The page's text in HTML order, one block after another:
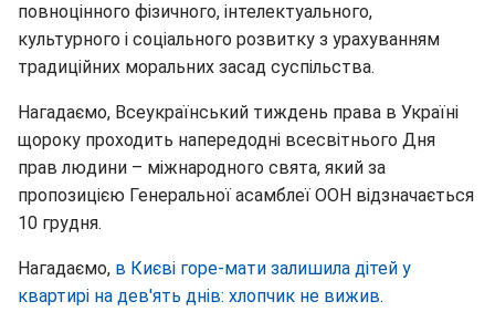
повноцінного фізичного, інтелектуального,
культурного і соціального розвитку з урахуванням
традиційних моральних засад суспільства.
Нагадаємо, Всеукраїнський тиждень права в Україні
щороку проходить напередодні всесвітнього Дня
прав людини – міжнародного свята, який за
пропозицією Генеральної асамблеї ООН відзначається
10 грудня.
Нагадаємо, в Києві горе-мати залишила дітей у
квартирі на дев'ять днів: хлопчик не вижив.